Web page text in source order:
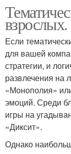
Если
для вашей
стратегии, и
развлечения на
«Монополия»
эмоций. Среди
игры на
«Диксит».
Однако